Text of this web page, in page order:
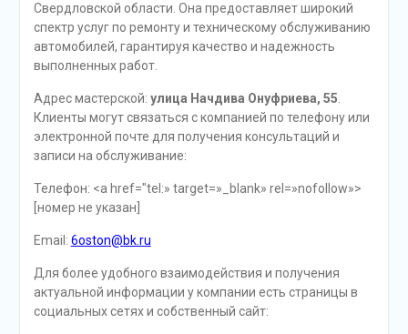
Свердловской области. Она предоставляет широкий
спектр услуг по ремонту и техническому обслуживанию
автомобилей, гарантируя качество и надежность
выполненных работ.
Адрес мастерской: улица Начдива Онуфриева, 55.
Клиенты могут связаться с компанией по телефону или
электронной почте для получения консультаций и
записи на обслуживание:
Телефон: <a href="tel:» target=»_blank» rel=»nofollow»>
[номер не указан]
Email: 6oston@bk.ru
Для более удобного взаимодействия и получения
актуальной информации у компании есть страницы в
социальных сетях и собственный сайт: